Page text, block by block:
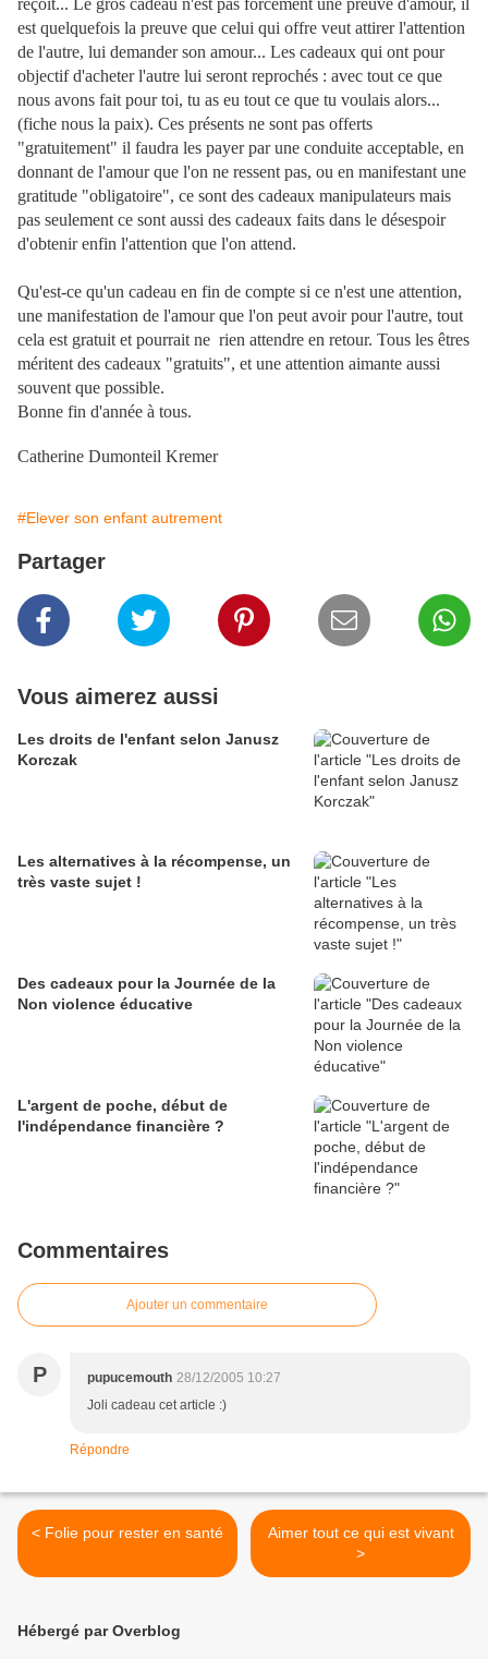
reçoit... Le gros cadeau n'est pas forcément une preuve d'amour, il
est quelquefois la preuve que celui qui offre veut attirer l'attention
de l'autre, lui demander son amour... Les cadeaux qui ont pour
objectif d'acheter l'autre lui seront reprochés : avec tout ce que
nous avons fait pour toi, tu as eu tout ce que tu voulais alors...
(fiche nous la paix). Ces présents ne sont pas offerts
"gratuitement" il faudra les payer par une conduite acceptable, en
donnant de l'amour que l'on ne ressent pas, ou en manifestant une
gratitude "obligatoire", ce sont des cadeaux manipulateurs mais
pas seulement ce sont aussi des cadeaux faits dans le désespoir
d'obtenir enfin l'attention que l'on attend.
Qu'est-ce qu'un cadeau en fin de compte si ce n'est une attention,
une manifestation de l'amour que l'on peut avoir pour l'autre, tout
cela est gratuit et pourrait ne rien attendre en retour. Tous les êtres
méritent des cadeaux "gratuits", et une attention aimante aussi
souvent que possible.
Bonne fin d'année à tous.
Catherine Dumonteil Kremer
#Elever son enfant autrement
Partager
Vous aimerez aussi
Les droits de l'enfant selon Janusz
Korczak
Les alternatives à la récompense, un
très vaste sujet !
Des cadeaux pour la Journée de la
Non violence éducative
L'argent de poche, début de
l'indépendance financière ?
Commentaires
Ajouter un commentaire
P pupucemouth 28/12/2005 10:27
Joli cadeau cet article :)
Répondre
< Folie pour rester en santé
Aimer tout ce qui est vivant
>
Hébergé par Overblog